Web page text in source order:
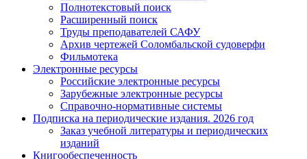
Полнотекстовый поиск
Расширенный поиск
Труды преподавателей САФУ
Архив чертежей Соломбальской судоверфи
Фильмотека
Электронные ресурсы
Российские электронные ресурсы
Зарубежные электронные ресурсы
Справочно-нормативные системы
Подписка на периодические издания. 2026 год
Заказ учебной литературы и периодических
изданий
Книгообеспеченность